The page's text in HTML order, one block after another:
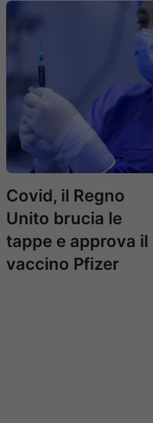
Covid, il Regno
Unito brucia le
tappe e approva il
vaccino Pfizer